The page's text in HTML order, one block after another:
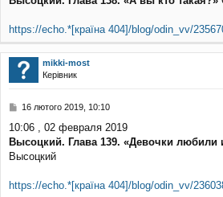
о
м
е
н
н
https://echo.*[країна 404]/blog/odin_vv/
mikki-most
Керівник
П
в
і
д
л
16 лютого 2019, 10:10
10:06 , 02 февраля 2019
Высоцкий. Глава 139. «Девочки любили
Высоцкий
https://echo.*[країна 404]/blog/odin_vv/